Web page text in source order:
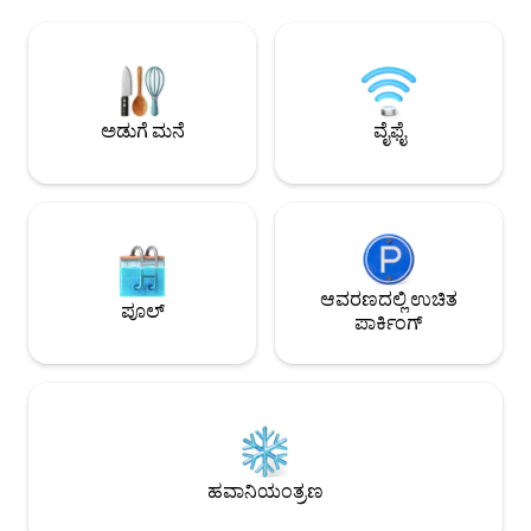
ಅಡುಗೆಮನೆಯನ್ನು ನಿಮ್ಮ ಸ್ಥಳದಲ್ಲಿ ಸೇರಿಸಲಾಗಿದೆ
ಆದ್ದರಿಂದ ನೀವು ಬಯಸಿದಲ್ಲಿ ನಿಮ್ಮ ಸ್ವಂತ ಊಟವನ್ನು
ಸಿದ್ಧಪಡಿಸಬಹುದು. ಅಡುಗೆ ಸಲಕರಣೆಗಳೆಂದರೆ
ಕನ್ವೆಕ್ಷನ್ ಟೋಸ್ಟರ್ ಓವನ್, ಕಾಫಿ ಮೇಕರ್, ಹಾಟ್
ಪಾತ್ರೆಗಳು ಮತ್ತು ಪ್ಯಾನ್‌ಗಳು, ಅಡುಗೆಮನೆ
ಮತ್ತು ಐಸ್ ಅನ್ನು ಸಹ ಒದಗಿಸುತ್ತೇವೆ. ಈ ಸ್ಥಳವನ್ನು
ನಮ್ಮ ಮುಖ್ಯ ಮನೆಗೆ ಲಗತ್ತಿಸಲಾಗಿದೆ ಆದರೆ ನೀವು ನಿಮ್ಮ
ಸ್ವಂತ ಪ್ರತ್ಯೇಕ ಪ್ರವೇಶ ಮತ್ತು ಖಾಸಗಿ ಅಡುಗೆಮನೆ/
ಲಿವಿಂಗ್, ಹಾಸಿಗೆ ಮತ್ತು ಸ್ನಾನಗೃಹವನ್ನು
ಬಂದಾಗ ನಿಮಗೆ ತೋರಿಸಲು ನಾವು ಬಯಸುತ್ತೇವೆ,
ಬೈಂಡರ್ ಅನ್ನು ಸಿದ್ಧಪಡಿಸಿದ್ದೇವೆ ಮತ್ತು ನಿಮ್ಮ
ಸಮಯವನ್ನು ಉತ್ತಮವಾಗಿ ಬಳಸಲು ಯೋಜಿಸಲು
ನಿಮಗೆ ಸಹಾಯ ಮಾಡಬಹುದು. ಆದಾಗ್ಯೂ, ನೀವು
ಗುಣಮಟ್ಟದ
ಸ್ಮರಣೀಯ
ಎಲ್ಲವೂ!
ವೇಪಿಂಗ್ ಇಲ್ಲ.
ಅಡುಗೆ ಮನೆ ವೈಫೈ
ಪೂಲ್
ಆವರಣದಲ್ಲಿ ಉಚಿತ
ಪಾರ್ಕಿಂಗ್
ಹವಾನಿಯಂತ್ರಣ